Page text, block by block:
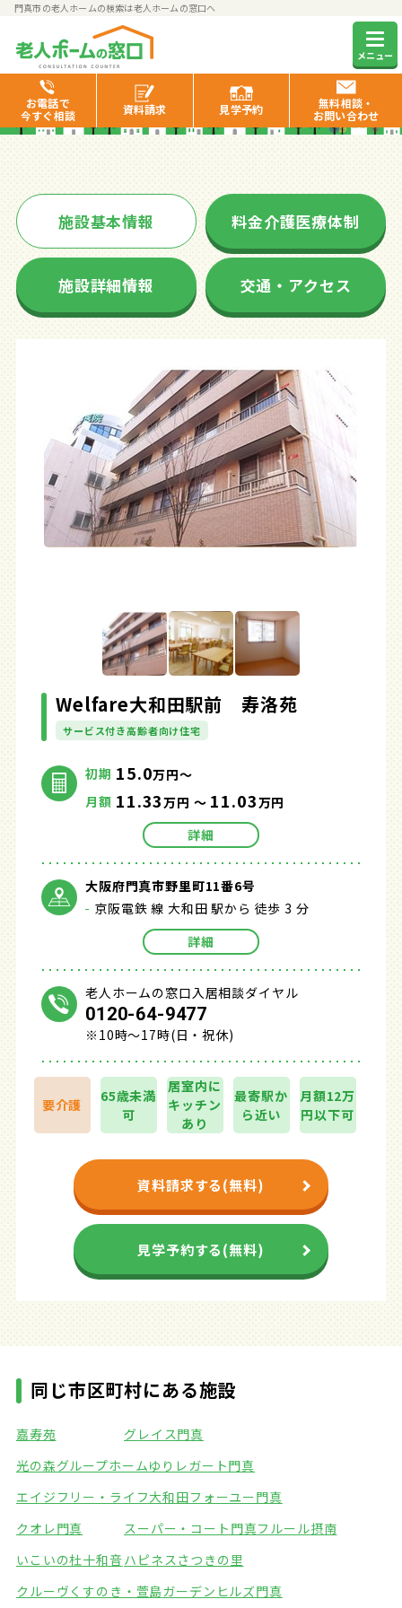
門真市の老人ホームの検索は老人ホームの窓口へ
メニュー
お電話で
今すぐ相談
資料請求 見学予約
無料相談・
お問い合わせ
Welfare大和田駅前 寿洛苑
施設基本情報 料金介護医療体制
施設詳細情報 交通・アクセス
Welfare大和田駅前 寿洛苑
サービス付き高齢者向け住宅
初期 15.0万円～
月額 11.33万円 ～ 11.03万円
詳細
大阪府門真市野里町11番6号
京阪電鉄 線 大和田 駅から 徒歩 3 分
詳細
老人ホームの窓口入居相談ダイヤル
0120-64-9477
※10時～17時(日・祝休)
要介護
65歳未満
可
居室内に
キッチン
あり
最寄駅か
ら近い
月額12万
円以下可
資料請求する(無料)
見学予約する(無料)
同じ市区町村にある施設
嘉寿苑
グレイス門真
光の森グループホームゆり レガート門真
エイジフリー・ライフ大和田フォーユー門真
クオレ門真
スーパー・コート門真フルール摂南
いこいの杜十和音ハピネスさつきの里
クルーヴくすのき・萱島ガーデンヒルズ門真